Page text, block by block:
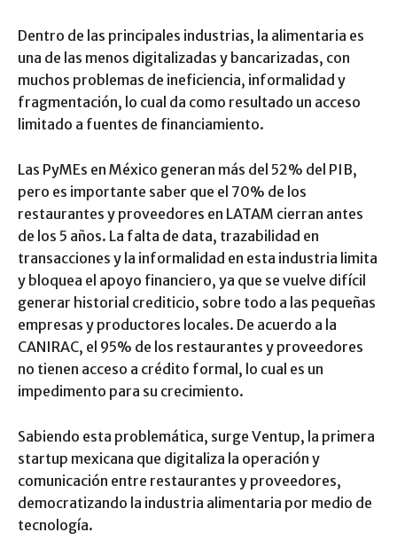
Dentro de las principales industrias, la alimentaria es
una de las menos digitalizadas y bancarizadas, con
muchos problemas de ineficiencia, informalidad y
fragmentación, lo cual da como resultado un acceso
limitado a fuentes de financiamiento.
Las PyMEs en México generan más del 52% del PIB,
pero es importante saber que el 70% de los
restaurantes y proveedores en LATAM cierran antes
de los 5 años. La falta de data, trazabilidad en
transacciones y la informalidad en esta industria limita
y bloquea el apoyo financiero, ya que se vuelve difícil
generar historial crediticio, sobre todo a las pequeñas
empresas y productores locales. De acuerdo a la
CANIRAC, el 95% de los restaurantes y proveedores
no tienen acceso a crédito formal, lo cual es un
impedimento para su crecimiento.
Sabiendo esta problemática, surge Ventup, la primera
startup mexicana que digitaliza la operación y
comunicación entre restaurantes y proveedores,
democratizando la industria alimentaria por medio de
tecnología.